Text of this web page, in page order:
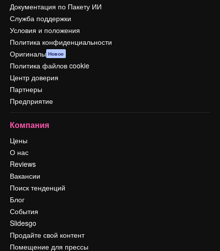
Документация по Пакету ИИ
Служба поддержки
Условия и положения
Политика конфиденциальности
Оригиналы Новое
Политика файлов cookie
Центр доверия
Партнеры
Предприятие
Компания
Цены
О нас
Reviews
Вакансии
Поиск тенденций
Блог
События
Slidesgo
Продайте свой контент
Помещение для прессы